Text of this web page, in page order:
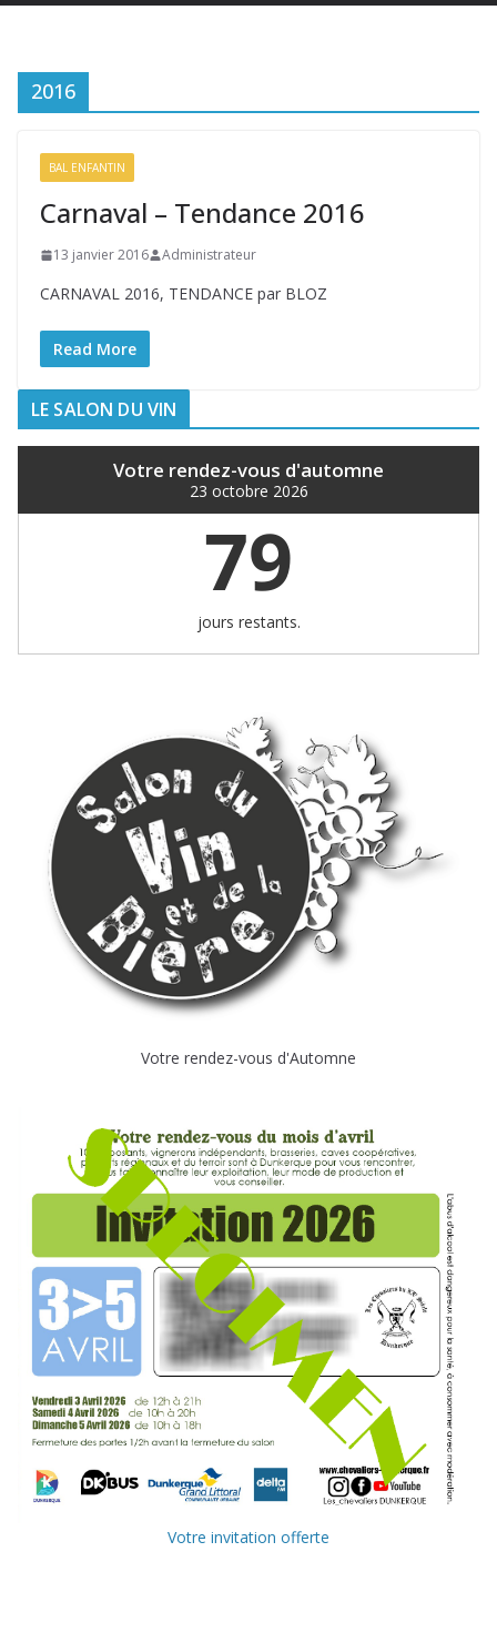
2016
BAL ENFANTIN
Carnaval – Tendance 2016
13 janvier 2016 Administrateur
CARNAVAL 2016, TENDANCE par BLOZ
Read More
LE SALON DU VIN
Votre rendez-vous d'automne
23 octobre 2026
79
jours restants.
Votre rendez-vous d'Automne
Votre invitation offerte